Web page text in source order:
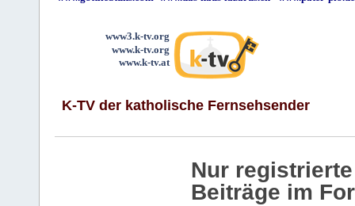
www3.k-tv.org
www.k-tv.org
www.k-tv.at
K-TV der katholische Fernsehsender
Nur
Beiträge im